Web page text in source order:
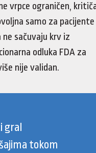
vrpce ograničen,
samo za pacijente
sačuvaju krv iz
odluka FDA za
nije validan.
gral
tokom